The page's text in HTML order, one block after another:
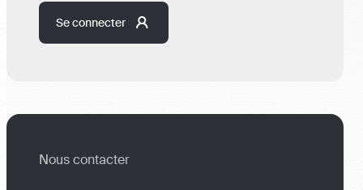
Se connecter
Nous contacter